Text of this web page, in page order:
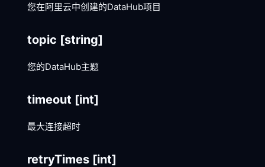
您在阿里云中创建的DataHub项目
topic [string]
您的DataHub主题
timeout [int]
最大连接超时
retryTimes [int]